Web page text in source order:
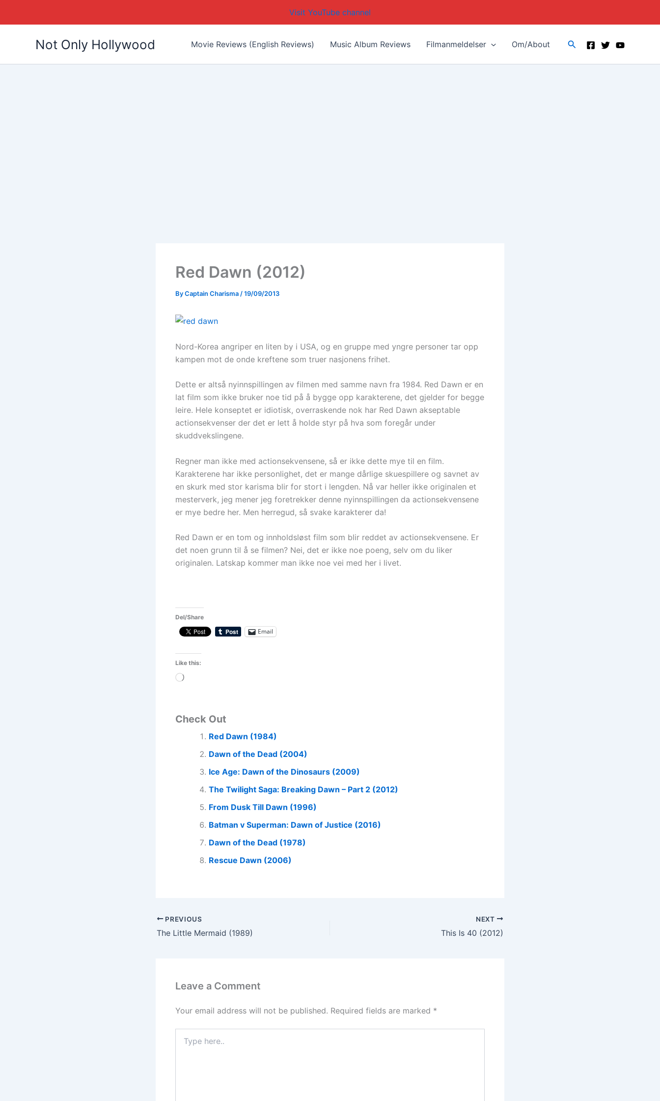
Visit YouTube channel
Not Only Hollywood Movie Reviews (English Reviews) Music Album Reviews Filmanmeldelser Om/About Search
Red Dawn (2012)
ByCaptain Charisma/19/09/2013
Nord-Korea angriper en liten by i USA, og en gruppe med yngre personer tar opp
kampen mot de onde kreftene som truer nasjonens frihet.
Dette er altså nyinnspillingen av filmen med samme navn fra 1984. Red Dawn er en
lat film som ikke bruker noe tid på å bygge opp karakterene, det gjelder for begge
leire. Hele konseptet er idiotisk, overraskende nok har Red Dawn akseptable
actionsekvenser der det er lett å holde styr på hva som foregår under
skuddvekslingene.
Regner man ikke med actionsekvensene, så er ikke dette mye til en film.
Karakterene har ikke personlighet, det er mange dårlige skuespillere og savnet av
en skurk med stor karisma blir for stort i lengden. Nå var heller ikke originalen et
mesterverk, jeg mener jeg foretrekker denne nyinnspillingen da actionsekvensene
er mye bedre her. Men herregud, så svake karakterer da!
Red Dawn er en tom og innholdsløst film som blir reddet av actionsekvensene. Er
det noen grunn til å se filmen? Nei, det er ikke noe poeng, selv om du liker
originalen. Latskap kommer man ikke noe vei med her i livet.
Del/Share
Email
Like this:
Loading…
Check Out
Red Dawn (1984)
Dawn of the Dead (2004)
Ice Age: Dawn of the Dinosaurs (2009)
The Twilight Saga: Breaking Dawn – Part 2 (2012)
From Dusk Till Dawn (1996)
Batman v Superman: Dawn of Justice (2016)
Dawn of the Dead (1978)
Rescue Dawn (2006)
PREVIOUS
The Little Mermaid (1989)
NEXT
This Is 40 (2012)
Leave a Comment
Your email address will not be published. Required fields are marked *
here..